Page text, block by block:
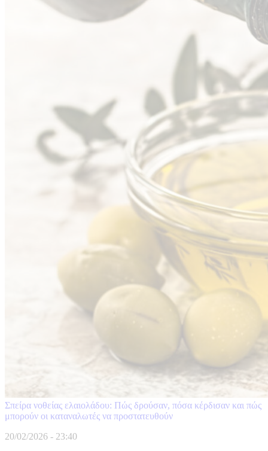
Σπείρα νοθείας ελαιολάδου: Πώς δρούσαν, πόσα κέρδισαν και πώς
μπορούν οι καταναλωτές να προστατευθούν
20/02/2026 - 23:40